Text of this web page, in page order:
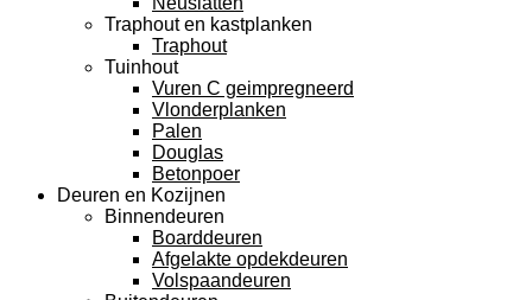
Traphout en kastplanken
Traphout
Tuinhout
Vuren C geimpregneerd
Vlonderplanken
Palen
Douglas
Betonpoer
Deuren en Kozijnen
Binnendeuren
Boarddeuren
Afgelakte opdekdeuren
Volspaandeuren